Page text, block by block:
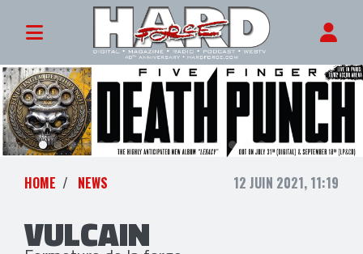
HOME NEWS 12 JUIN 2021, 11:19
VULCAIN